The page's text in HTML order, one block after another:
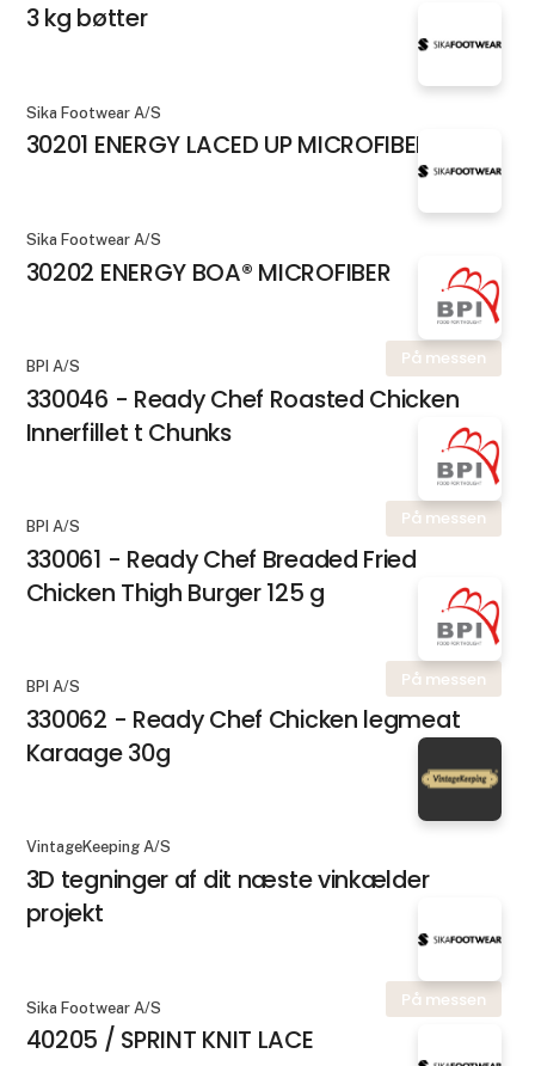
3 kg bøtter
Sika Footwear A/S
30201 ENERGY LACED UP MICROFIBER
Sika Footwear A/S
30202 ENERGY BOA® MICROFIBER
På messen
BPI A/S
330046 - Ready Chef Roasted Chicken
Innerfillet t Chunks
På messen
BPI A/S
330061 - Ready Chef Breaded Fried
Chicken Thigh Burger 125 g
På messen
BPI A/S
330062 - Ready Chef Chicken legmeat
Karaage 30g
VintageKeeping A/S
3D tegninger af dit næste vinkælder
projekt
På messen
Sika Footwear A/S
40205 / SPRINT KNIT LACE